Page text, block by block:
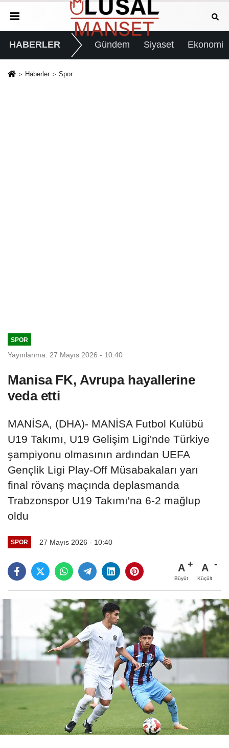
HABERLER Gündem Siyaset Ekonomi
Haberler Spor
SPOR
Yayınlanma: 27 Mayıs 2026 - 10:40
Manisa FK, Avrupa hayallerine
veda etti
MANİSA, (DHA)- MANİSA Futbol Kulübü
U19 Takımı, U19 Gelişim Ligi'nde Türkiye
şampiyonu olmasının ardından UEFA
Gençlik Ligi Play-Off Müsabakaları yarı
final rövanş maçında deplasmanda
Trabzonspor U19 Takımı'na 6-2 mağlup
oldu
SPOR 27 Mayıs 2026 - 10:40
A
Büyüt
A
Küçült